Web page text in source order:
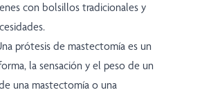
con bolsillos tradicionales y
prótesis de mastectomía es un
la sensación y el peso de un
una mastectomía o una